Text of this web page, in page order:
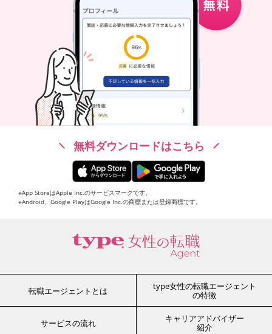
無料ダウンロードはこちら
※App StoreはApple Inc.のサービスマークです。
※Android、Google PlayはGoogle Inc.の商標または登録商標です。
転職エージェントとは
type女性の転職エージェント
の特徴
サービスの流れ
キャリアアドバイザー
紹介